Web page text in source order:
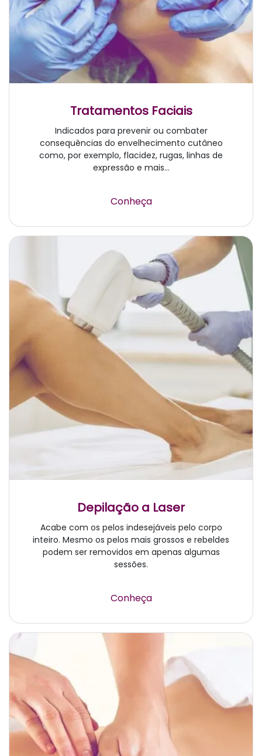
Tratamentos Faciais
Indicados para prevenir ou combater
consequências do envelhecimento cutâneo
como, por exemplo, flacidez, rugas, linhas de
expressão e mais...
Conheça
Depilação a Laser
Acabe com os pelos indesejáveis pelo corpo
inteiro. Mesmo os pelos mais grossos e rebeldes
podem ser removidos em apenas algumas
sessões.
Conheça